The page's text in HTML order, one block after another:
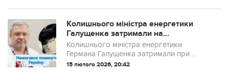
саму ідею виборів.
Колишнього міністра енергетики
Галущенка затримали на
державному кордоні
Колишнього міністра енергетики
Германа Галущенка затримали при
спробі виїзду з України. Затримання
15 лютого 2026, 20:42